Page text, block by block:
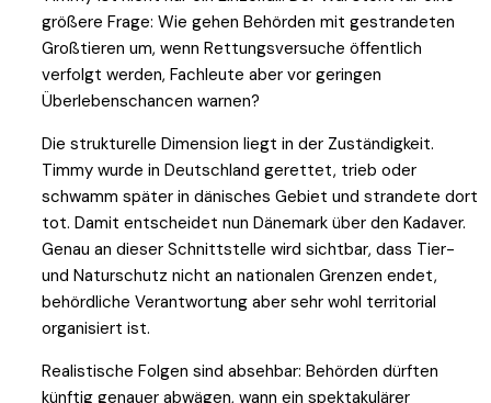
größere Frage: Wie gehen Behörden mit gestrandeten
Großtieren um, wenn Rettungsversuche öffentlich
verfolgt werden, Fachleute aber vor geringen
Überlebenschancen warnen?
Die strukturelle Dimension liegt in der Zuständigkeit.
Timmy wurde in Deutschland gerettet, trieb oder
schwamm später in dänisches Gebiet und strandete dort
tot. Damit entscheidet nun Dänemark über den Kadaver.
Genau an dieser Schnittstelle wird sichtbar, dass Tier-
und Naturschutz nicht an nationalen Grenzen endet,
behördliche Verantwortung aber sehr wohl territorial
organisiert ist.
Realistische Folgen sind absehbar: Behörden dürften
künftig genauer abwägen, wann ein spektakulärer